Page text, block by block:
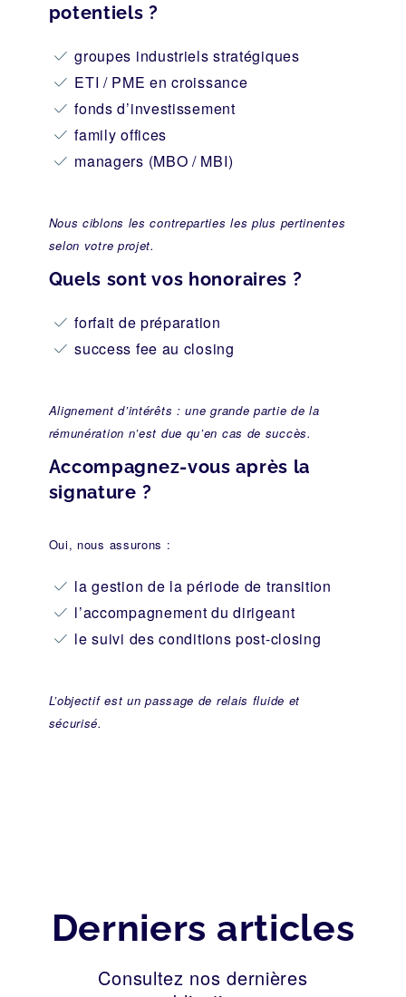
potentiels ?
groupes industriels stratégiques
ETI / PME en croissance
fonds d’investissement
family offices
managers (MBO / MBI)
Nous ciblons les contreparties les plus pertinentes
selon votre projet.
Quels sont vos honoraires ?
forfait de préparation
success fee au closing
Alignement d’intérêts : une grande partie de la
rémunération n’est due qu’en cas de succès.
Accompagnez-vous après la
signature ?
Oui, nous assurons :
la gestion de la période de transition
l’accompagnement du dirigeant
le suivi des conditions post-closing
L’objectif est un passage de relais fluide et
sécurisé.
Derniers articles
Consultez nos dernières